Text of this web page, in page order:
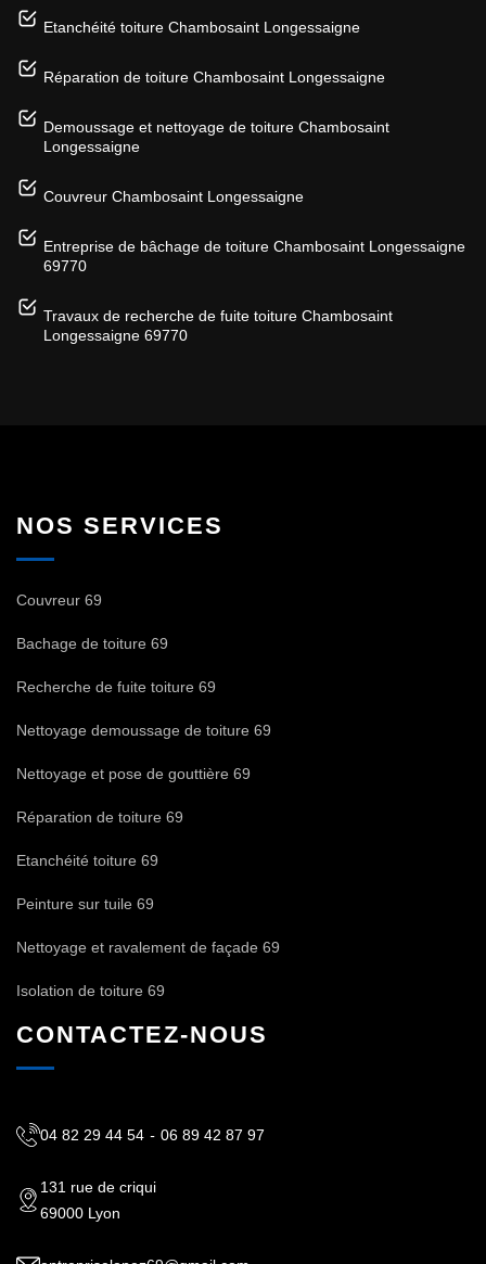
Etanchéité toiture Chambosaint Longessaigne
Réparation de toiture Chambosaint Longessaigne
Demoussage et nettoyage de toiture Chambosaint
Longessaigne
Couvreur Chambosaint Longessaigne
Entreprise de bâchage de toiture Chambosaint Longessaigne
69770
Travaux de recherche de fuite toiture Chambosaint
Longessaigne 69770
NOS SERVICES
Couvreur 69
Bachage de toiture 69
Recherche de fuite toiture 69
Nettoyage demoussage de toiture 69
Nettoyage et pose de gouttière 69
Réparation de toiture 69
Etanchéité toiture 69
Peinture sur tuile 69
Nettoyage et ravalement de façade 69
Isolation de toiture 69
CONTACTEZ-NOUS
04 82 29 44 54 - 06 89 42 87 97
131 rue de criqui
69000 Lyon